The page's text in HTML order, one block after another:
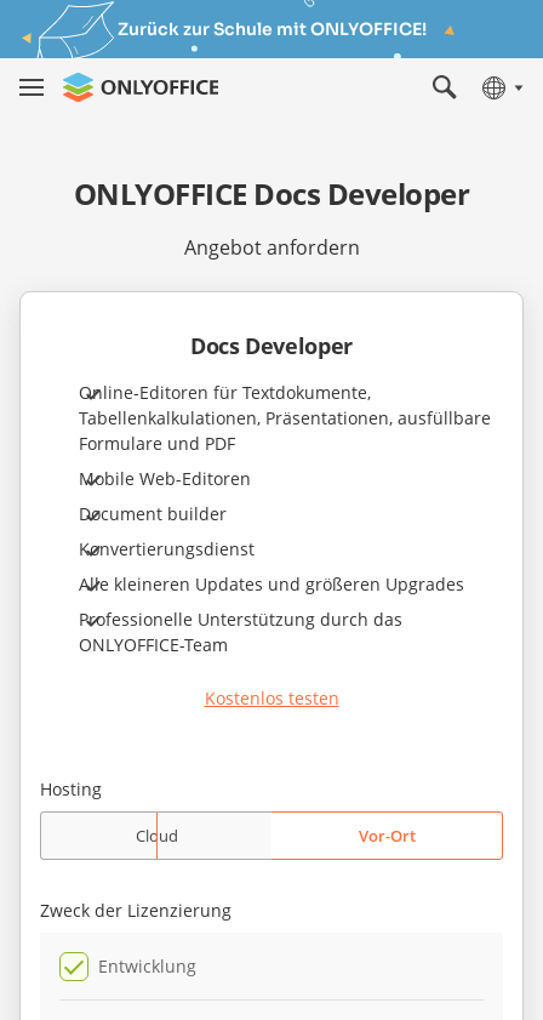
Zurück zur Schule mit ONLYOFFICE!
ONLYOFFICE Docs Developer
Angebot anfordern
Docs Developer
Online-Editoren für Textdokumente,
Tabellenkalkulationen, Präsentationen, ausfüllbare
Formulare und PDF
Mobile Web-Editoren
Document builder
Konvertierungsdienst
Alle kleineren Updates und größeren Upgrades
Professionelle Unterstützung durch das
ONLYOFFICE-Team
Kostenlos testen
Hosting
Cloud Vor-Ort
Zweck der Lizenzierung
Entwicklung